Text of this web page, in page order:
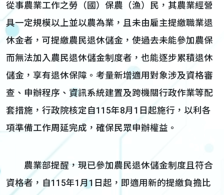
從事農業工作之勞（國）保農（漁）民，其農業經營
具一定規模以上並以農為業，且未由雇主提繳職業退
休金者，可提繳農民退休儲金，使過去未能參加農保
而無法加入農民退休儲金制度者，也能逐步累積退休
儲金，享有退休保障。考量新增適用對象涉及資格審
查、申辦程序、資訊系統建置及跨機關行政作業等配
套措施，行政院核定自115年8月1日起施行，以利各
項準備工作周延完成，確保民眾申辦權益。
農業部提醒，現已參加農民退休儲金制度且符合
資格者，自115年1月1日起，即適用新的提繳負擔比